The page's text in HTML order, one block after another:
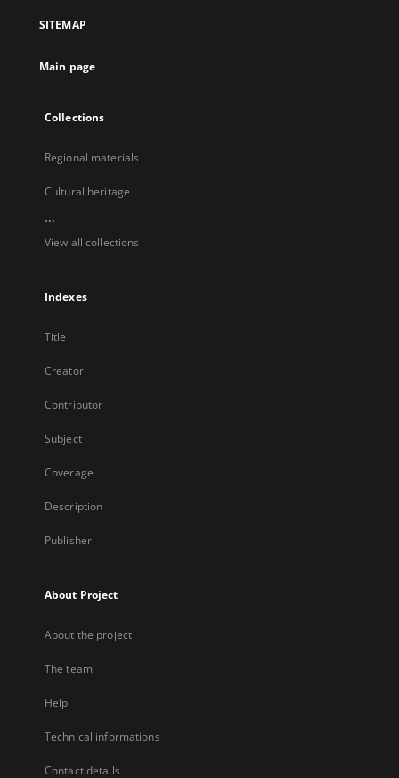
newnewnew
SITEMAP
Main page
Collections
Regional materials
Cultural heritage
...
View all collections
Indexes
Title
Creator
Contributor
Subject
Coverage
Description
Publisher
About Project
About the project
The team
Help
Technical informations
Contact details